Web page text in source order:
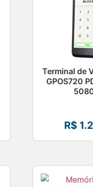
Terminal de
GPOS720
R$